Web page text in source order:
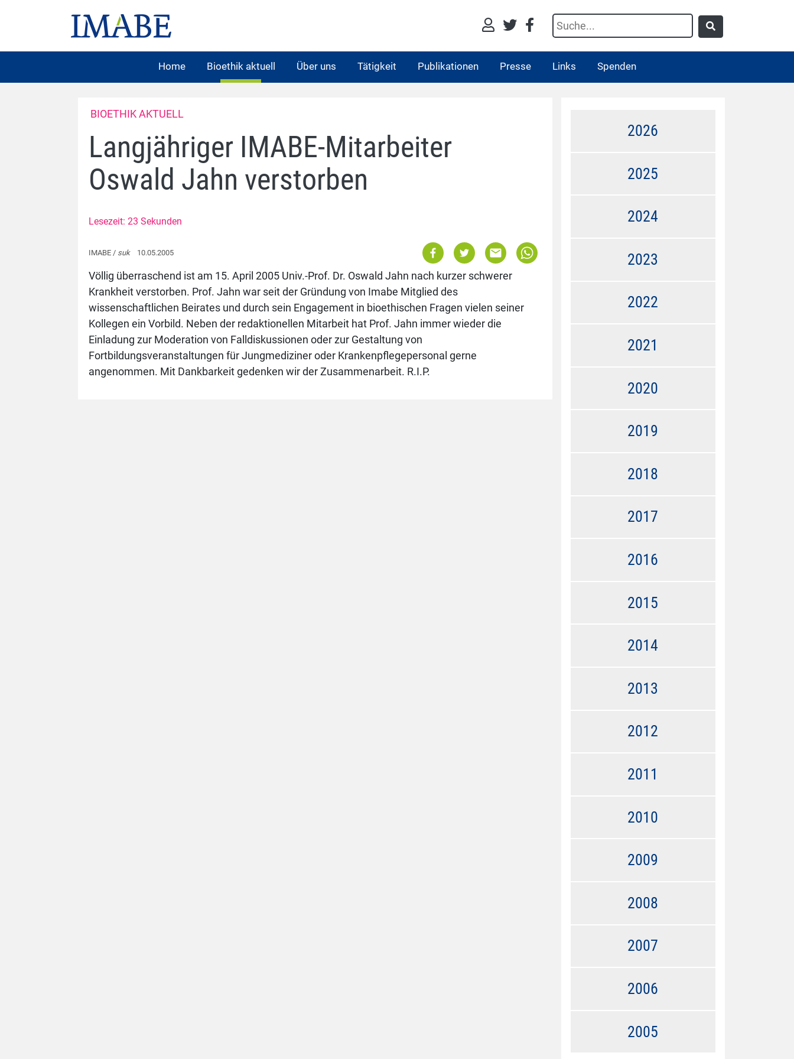
Home Bioethik aktuell Über uns Tätigkeit Publikationen Presse Links Spenden
BIOETHIK AKTUELL
Langjähriger IMABE-Mitarbeiter
Oswald Jahn verstorben
Lesezeit: 23 Sekunden
IMABE / suk10.05.2005
Völlig überraschend ist am 15. April 2005 Univ.-Prof. Dr. Oswald Jahn nach kurzer schwerer
Krankheit verstorben. Prof. Jahn war seit der Gründung von Imabe Mitglied des
wissenschaftlichen Beirates und durch sein Engagement in bioethischen Fragen vielen seiner
Kollegen ein Vorbild. Neben der redaktionellen Mitarbeit hat Prof. Jahn immer wieder die
Einladung zur Moderation von Falldiskussionen oder zur Gestaltung von
Fortbildungsveranstaltungen für Jungmediziner oder Krankenpflegepersonal gerne
angenommen. Mit Dankbarkeit gedenken wir der Zusammenarbeit. R.I.P.
2026
2025
2024
2023
2022
2021
2020
2019
2018
2017
2016
2015
2014
2013
2012
2011
2010
2009
2008
2007
2006
2005